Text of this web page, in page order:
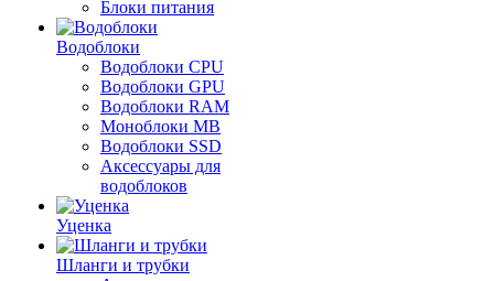
Блоки питания
Водоблоки
Водоблоки CPU
Водоблоки GPU
Водоблоки RAM
Моноблоки MB
Водоблоки SSD
Аксессуары для
водоблоков
Уценка
Шланги и трубки